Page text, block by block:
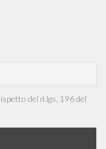
del d.lgs. 196 del